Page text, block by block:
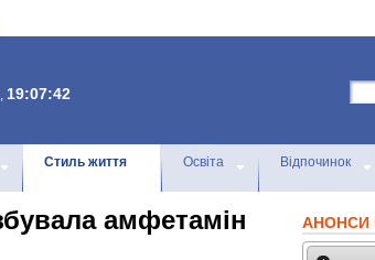
19:07:42
Стиль життя Освіта Відпочинок
амфетамін
АНОНСИ